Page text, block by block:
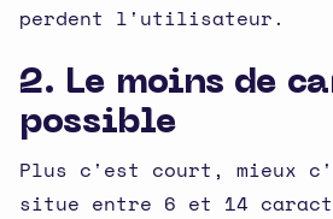
perdent l'utilisateur.
2. Le moins de
possible
Plus c'est court, mieux
situe entre 6 et 14